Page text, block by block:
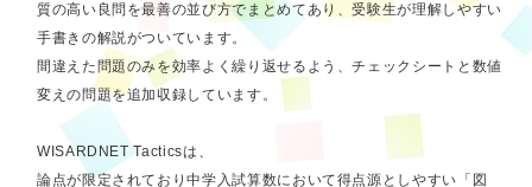
質の高い良問を最善の並び方でまとめてあり、受験生が理解しやすい
手書きの解説がついています。
間違えた問題のみを効率よく繰り返せるよう、チェックシートと数値
変えの問題を追加収録しています。
WISARDNET Tacticsは、
論点が限定されており中学入試算数において得点源としやすい「図